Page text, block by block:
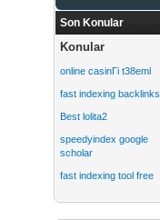
Son Konular
Konular
online casinГі t38eml
fast indexing backlinks
Best lolita2
speedyindex google
scholar
fast indexing tool free